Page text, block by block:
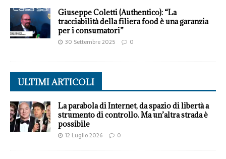
Giuseppe Coletti (Authentico): “La
tracciabilità della filiera food è una garanzia
per i consumatori”
30 Settembre 2025 0
ULTIMI ARTICOLI
La parabola di Internet, da spazio di libertà a
strumento di controllo. Ma un’altra strada è
possibile
12 Luglio 2026 0